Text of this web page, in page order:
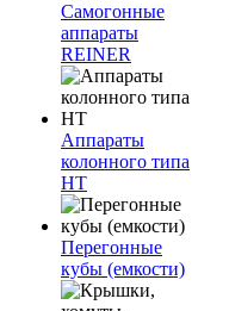
Самогонные
аппараты
REINER
Аппараты
колонного типа
НТ
Перегонные
кубы (емкости)